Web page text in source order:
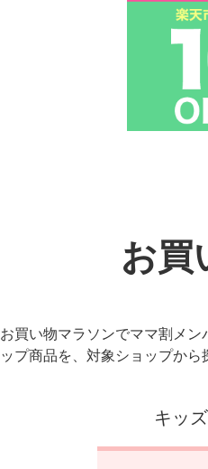
お買
お買い物マラソンでママ割メ
ップ商品を、対象ショップから
キッズ